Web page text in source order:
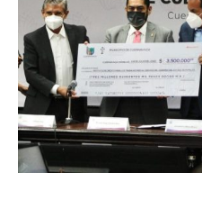
Servicios
Licitaciones
Transparencia
Directorio